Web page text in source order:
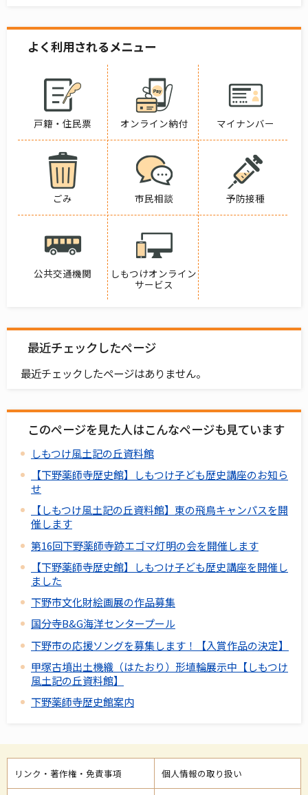
よく利用されるメニュー
戸籍・住民票 オンライン納付 マイナンバー
ごみ 市民相談 予防接種
公共交通機関
しもつけオンライン
サービス
最近チェックしたページ
最近チェックしたページはありません。
このページを見た人はこんなページも見ています
しもつけ風土記の丘資料館
【下野薬師寺歴史館】しもつけ子ども歴史講座のお知ら
せ
【しもつけ風土記の丘資料館】東の飛鳥キャンパスを開
催します
第16回下野薬師寺跡エゴマ灯明の会を開催します
【下野薬師寺歴史館】しもつけ子ども歴史講座を開催し
ました
下野市文化財絵画展の作品募集
国分寺B&G海洋センタープール
下野市の応援ソングを募集します！【入賞作品の決定】
甲塚古墳出土機織（はたおり）形埴輪展示中【しもつけ
風土記の丘資料館】
下野薬師寺歴史館案内
リンク・著作権・免責事項 個人情報の取り扱い